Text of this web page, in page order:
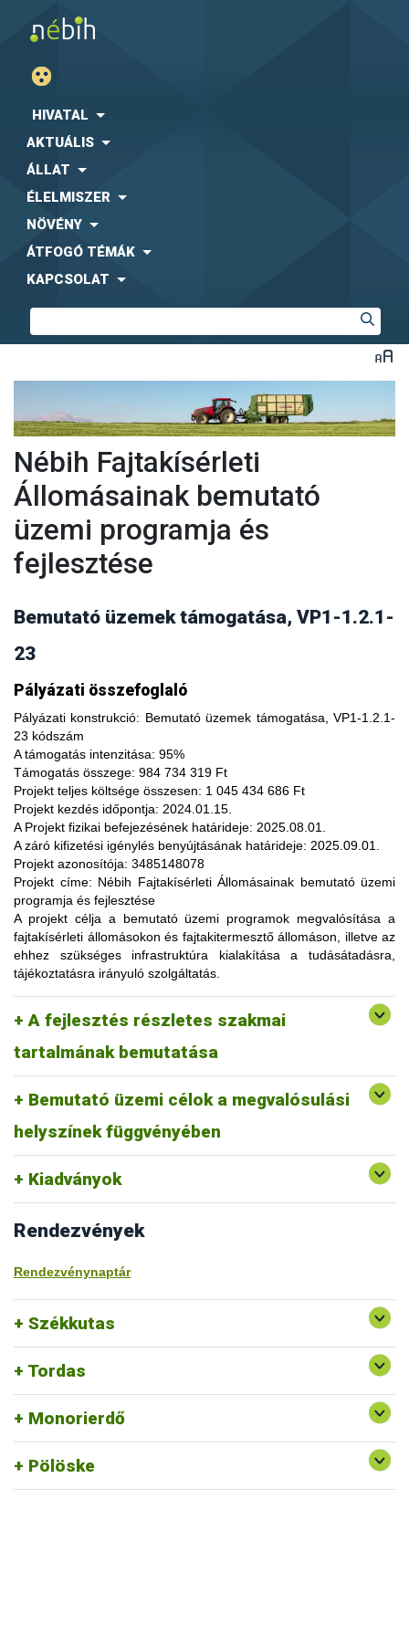
HIVATAL
AKTUÁLIS
ÁLLAT
ÉLELMISZER
NÖVÉNY
ÁTFOGÓ TÉMÁK
KAPCSOLAT
Nébih Fajtakísérleti
Állomásainak bemutató
üzemi programja és
fejlesztése
Bemutató üzemek támogatása, VP1-1.2.1-
23
Pályázati összefoglaló
Pályázati konstrukció: Bemutató üzemek támogatása, VP1-1.2.1-
23 kódszám
A támogatás intenzitása: 95%
Támogatás összege: 984 734 319 Ft
Projekt teljes költsége összesen: 1 045 434 686 Ft
Projekt kezdés időpontja: 2024.01.15.
A Projekt fizikai befejezésének határideje: 2025.08.01.
A záró kifizetési igénylés benyújtásának határideje: 2025.09.01.
Projekt azonosítója: 3485148078
Projekt címe: Nébih Fajtakísérleti Állomásainak bemutató üzemi
programja és fejlesztése
A projekt céljaa bemutató üzemi programok megvalósítása a
fajtakísérleti állomásokon és fajtakitermesztő állomáson, illetve az
ehhez szükséges infrastruktúra kialakítása a tudásátadásra,
tájékoztatásra irányuló szolgáltatás.
A fejlesztés részletes szakmai
tartalmának bemutatása
A fajtakísérleti és fajtakitermesztési állomások
modernizálásával, olyan növényfajta kísérleteket lehet
végezni, melyekkel limitálhatóak a mezőgazdasági termesztés
bizonytalanságából adódó negatív hatások, növelhető a
termésbiztonság, valamint a növényi kórokozókkal, kártevőkkel
szembeni ellenálló képesség. A fajtakísérlet során megszerzett
tapasztalatok átadása az agrárgazdaság szereplői részére egy
olyan, a hagyományostól eltérő jellegű tudás megszerzési
lehetőség, amelynek során a résztvevők elsősorban
gyakorlatorientált ismeretanyaggal, tapasztalatokkal
gazdagodhatnak, a fajtahasználaton túl, az aktuális termelési
eljárások és gazdaságszervezési minták alkalmazása
tekintetében. A gazdálkodók olyan innovatív ismereteket,
növénykultúrákat (fajtákat), környezetvédelmi megoldásokat
ismerhetnek meg, amelyek alkalmazása révén
optimalizálhatják a termelést, csökkenthetik a szennyezőanyag
kibocsátást, valamint eredményesen alkalmazkodhatnak a
állomáson (Tordas, Pölöske, Székkutas, Monorierdő)
valósulna meg bemutató üzemi program.
Bemutató üzemi célok a megvalósulási
helyszínek függvényében
Tordas
kertészeti (zöldség, gyümölcs) fajok, szántóföldi
és üvegházi termesztési körülmények, ökológiai
gazdálkodásra alkalmas fajták vizsgálata
Pölöske
kertészeti (gyümölcs) fajok
Székkutas
szántóföldi fajok vizsgálata
Monorierdő erdészeti fajok vizsgálata, fajtakitermesztés
Kiadványok
Rendezvények
Rendezvénynaptár
Székkutas
Tordas
Monorierdő
Pölöske